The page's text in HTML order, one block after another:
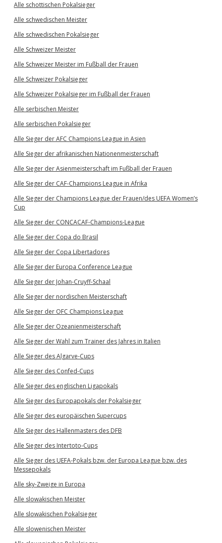
Alle schottischen Pokalsieger
Alle schwedischen Meister
Alle schwedischen Pokalsieger
Alle Schweizer Meister
Alle Schweizer Meister im Fußball der Frauen
Alle Schweizer Pokalsieger
Alle Schweizer Pokalsieger im Fußball der Frauen
Alle serbischen Meister
Alle serbischen Pokalsieger
Alle Sieger der AFC Champions League in Asien
Alle Sieger der afrikanischen Nationenmeisterschaft
Alle Sieger der Asienmeisterschaft im Fußball der Frauen
Alle Sieger der CAF-Champions League in Afrika
Alle Sieger der Champions League der Frauen/des UEFA Women’s
Cup
Alle Sieger der CONCACAF-Champions-League
Alle Sieger der Copa do Brasil
Alle Sieger der Copa Libertadores
Alle Sieger der Europa Conference League
Alle Sieger der Johan-Cruyff-Schaal
Alle Sieger der nordischen Meisterschaft
Alle Sieger der OFC Champions League
Alle Sieger der Ozeanienmeisterschaft
Alle Sieger der Wahl zum Trainer des Jahres in Italien
Alle Sieger des Algarve-Cups
Alle Sieger des Confed-Cups
Alle Sieger des englischen Ligapokals
Alle Sieger des Europapokals der Pokalsieger
Alle Sieger des europäischen Supercups
Alle Sieger des Hallenmasters des DFB
Alle Sieger des Intertoto-Cups
Alle Sieger des UEFA-Pokals bzw. der Europa League bzw. des
Messepokals
Alle sky-Zweige in Europa
Alle slowakischen Meister
Alle slowakischen Pokalsieger
Alle slowenischen Meister